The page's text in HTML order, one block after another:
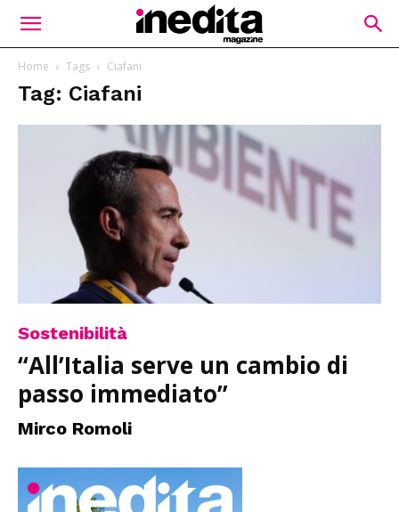
Home Tags Ciafani
Tag: Ciafani
Sostenibilità
“All’Italia serve un cambio di
passo immediato”
Mirco Romoli